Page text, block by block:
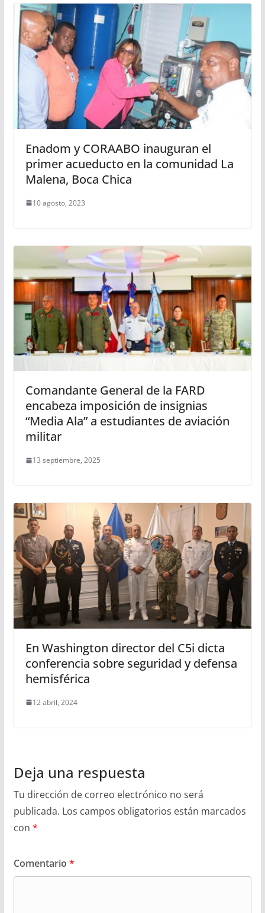
Enadom y CORAABO inauguran el
primer acueducto en la comunidad La
Malena, Boca Chica
10 agosto, 2023
Comandante General de la FARD
encabeza imposición de insignias
“Media Ala” a estudiantes de aviación
militar
13 septiembre, 2025
En Washington director del C5i dicta
conferencia sobre seguridad y defensa
hemisférica
12 abril, 2024
Deja una respuesta
Tu dirección de correo electrónico no será
publicada. Los campos obligatorios están marcados
con *
Comentario *